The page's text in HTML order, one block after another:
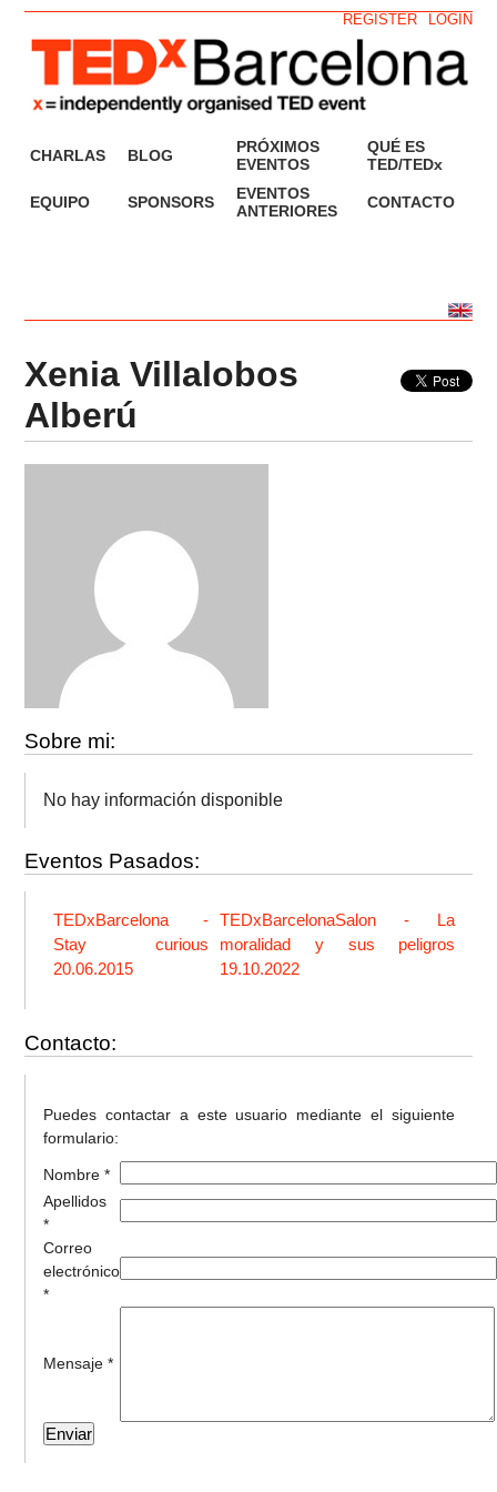
LOGIN
REGISTER
CHARLAS BLOG
PRÓXIMOS
EVENTOS
QUÉ ES
TED/TEDx
EQUIPO SPONSORS
EVENTOS
ANTERIORES
CONTACTO
Xenia Villalobos
Alberú
Sobre mi:
No hay información disponible
Eventos Pasados:
TEDxBarcelona -
Stay curious
20.06.2015
TEDxBarcelonaSalon - La
moralidad y sus peligros
19.10.2022
Contacto:
Puedes contactar a este usuario mediante el siguiente
formulario:
Nombre *
Apellidos
*
Correo
electrónico
*
Mensaje *